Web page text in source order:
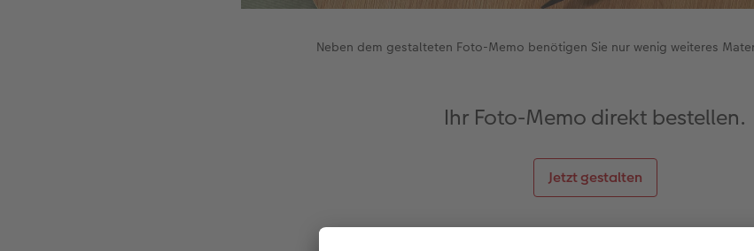
Neben dem gestalteten Foto-Memo benötigen Sie nur wenig weiteres
Ihr Foto-Memo direkt bestellen.
Jetzt gestalten